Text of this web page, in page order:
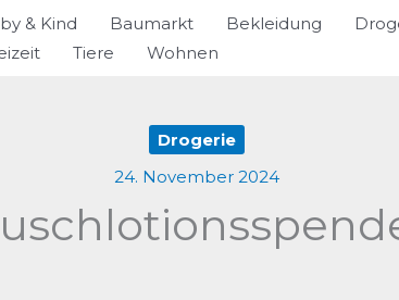
& Kind Baumarkt Bekleidung
Tiere Wohnen
Drogerie
24. November 2024